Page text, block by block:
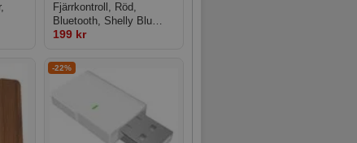
Fjärrkontroll, Röd,
Bluetooth, Shelly Blu
Button 1 Red
199 kr
-22%